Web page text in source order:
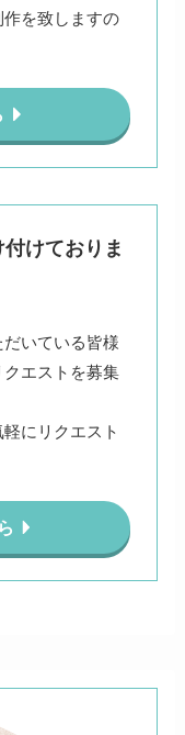
を致しますの
けておりま
いている皆様
エストを募集
にリクエスト